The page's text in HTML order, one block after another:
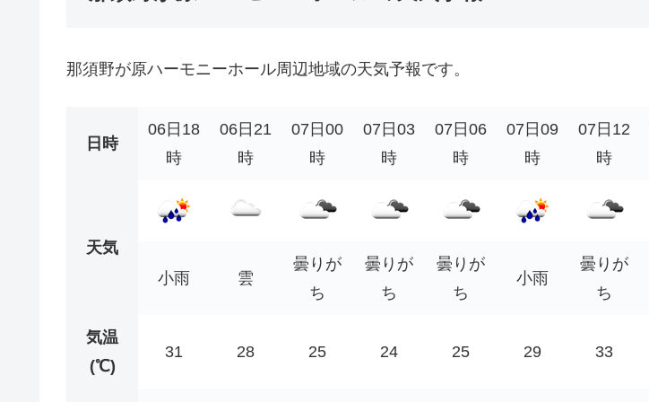
那須野が原ハーモニーホール周辺地域の天気予報です。
日時
06日18
時
06日21
時
07日00
時
07日03
時
07日06
時
07日09
時
07日12
時
天気
小雨
雲
曇りが
ち
曇りが
ち
曇りが
ち
小雨
曇りが
ち
気温
(℃)
31 28 25 24 25 29 33